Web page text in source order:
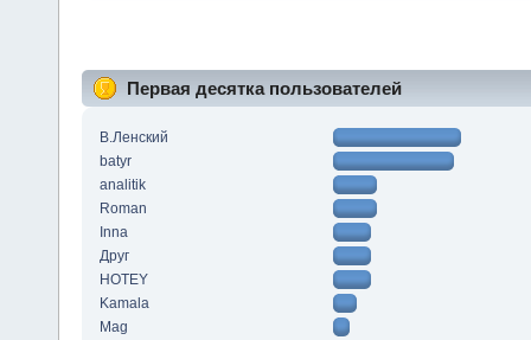
Первая десятка пользователей
В.Ленский
batyr
analitik
Roman
Inna
Друг
HOTEY
Kamala
Mag